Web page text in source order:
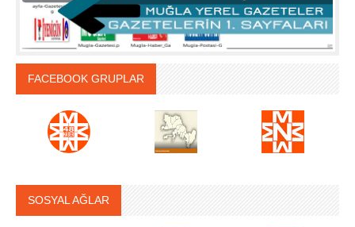
FACEBOOK GRUPLAR
SOSYAL AĞLAR